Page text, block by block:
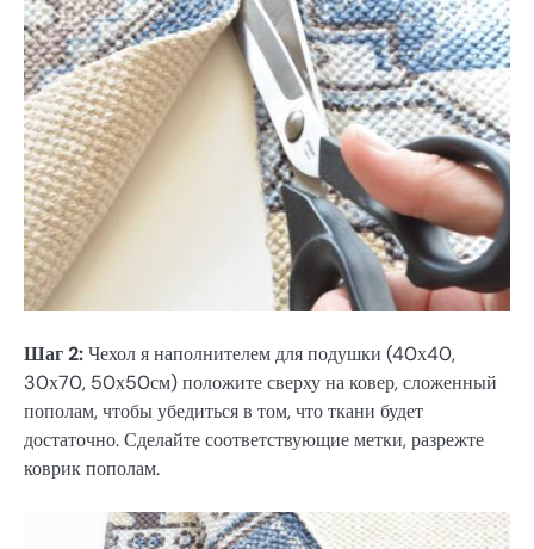
Шаг 2:Чехол я наполнителем для подушки (40х40,
30х70, 50х50см) положите сверху на ковер, сложенный
пополам, чтобы убедиться в том, что ткани будет
достаточно. Сделайте соответствующие метки, разрежте
коврик пополам.